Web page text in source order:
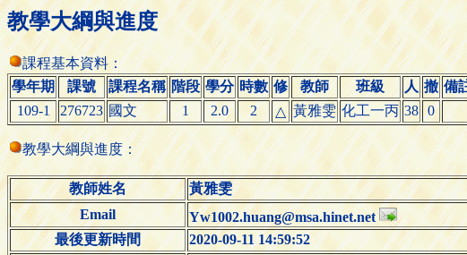
教學大綱與進度
課程基本資料：
學年期
課號 課程名稱 階段 學分 時數 修 教師 班級 人 撤 備
109-1
276723 國文 1 2.0 2 △ 黃雅雯 化工一丙 38 0
教學大綱與進度：
教師姓名
黃雅雯
Email
Yw1002.huang@msa.hinet.net
最後更新時間
2020-09-11 14:59:52